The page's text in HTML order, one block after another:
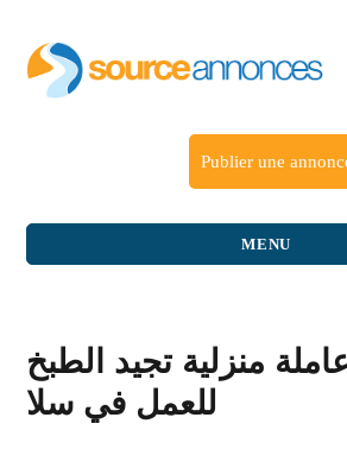
Publier une
MENU
منزلية تجيد الطبخ
للعمل في سلا